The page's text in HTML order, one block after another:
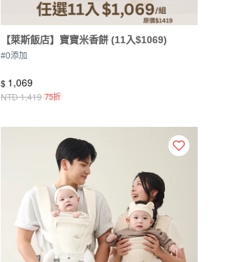
【萊斯飯店】寶寶米香餅 (11入$1069)
#0添加
$ 1,069
NTD1,419 75折